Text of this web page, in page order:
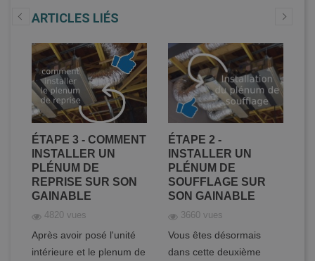
ARTICLES LIÉS
ÉTAPE 3 - COMMENT
INSTALLER UN
PLÉNUM DE
REPRISE SUR SON
GAINABLE
4820 vues
Après avoir posé l'unité
intérieure et le plenum de
ÉTAPE 2 -
INSTALLER UN
PLÉNUM DE
SOUFFLAGE SUR
SON GAINABLE
3660 vues
Vous êtes désormais
dans cette deuxième